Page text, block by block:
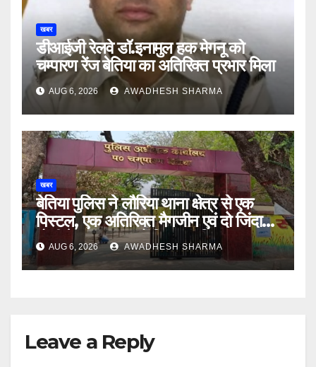
खबर
डीआईजी रेलवे डॉ.इनामुल हक मेगनू को
चम्पारण रेंज बेतिया का अतिरिक्त प्रभार मिला
AUG 6, 2026 AWADHESH SHARMA
खबर
बेतिया पुलिस ने लौरिया थाना क्षेत्र से एक
पिस्टल, एक अतिरिक्त मैगजीन एवं दो जिंदा
गोली के साथ एक को गिरफ्तार दिया
AUG 6, 2026 AWADHESH SHARMA
Leave a Reply